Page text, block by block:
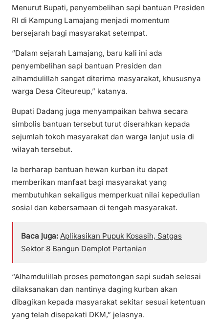
Menurut Bupati, penyembelihan sapi bantuan Presiden
RI di Kampung Lamajang menjadi momentum
bersejarah bagi masyarakat setempat.
“Dalam sejarah Lamajang, baru kali ini ada
penyembelihan sapi bantuan Presiden dan
alhamdulillah sangat diterima masyarakat, khususnya
warga Desa Citeureup,” katanya.
Bupati Dadang juga menyampaikan bahwa secara
simbolis bantuan tersebut turut diserahkan kepada
sejumlah tokoh masyarakat dan warga lanjut usia di
wilayah tersebut.
Ia berharap bantuan hewan kurban itu dapat
memberikan manfaat bagi masyarakat yang
membutuhkan sekaligus memperkuat nilai kepedulian
sosial dan kebersamaan di tengah masyarakat.
Baca juga: Aplikasikan Pupuk Kosasih, Satgas
Sektor 8 Bangun Demplot Pertanian
“Alhamdulillah proses pemotongan sapi sudah selesai
dilaksanakan dan nantinya daging kurban akan
dibagikan kepada masyarakat sekitar sesuai ketentuan
yang telah disepakati DKM,” jelasnya.